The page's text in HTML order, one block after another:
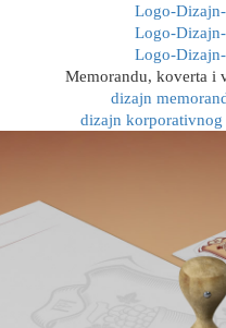
Memorandu, koverta i